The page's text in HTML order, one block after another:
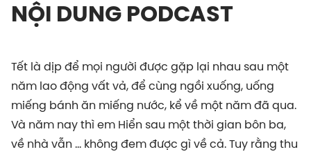
NỘI DUNG PODCAST
Tết là dịp để mọi người được gặp lại nhau sau một
năm lao động vất vả, để cùng ngồi xuống, uống
miếng bánh ăn miếng nước, kể về một năm đã qua.
Và năm nay thì em Hiển sau một thời gian bôn ba,
về nhà vẫn … không đem được gì về cả. Tuy rằng thu